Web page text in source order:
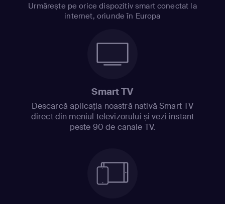
Urmărește pe orice dispozitiv smart conectat la
internet, oriunde în Europa
Smart TV
Descarcă aplicația noastră nativă Smart TV
direct din meniul televizorului și vezi instant
peste 90 de canale TV.